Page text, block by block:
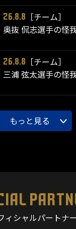
26.8.8
［チーム］
奥抜 侃志選手の怪
26.8.8
［チーム］
三浦 弦太選手の怪
もっと見る
ィシャルパートナー